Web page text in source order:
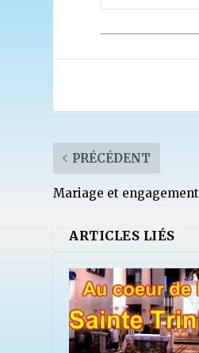
PRÉCÉDENT
Mariage et engagement
ARTICLES LIÉS